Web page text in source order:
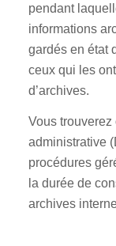
pendant
informations
gardés en état
ceux qui les
d’archives.
Vous trouverez
administrative
procédures
la durée de
archives